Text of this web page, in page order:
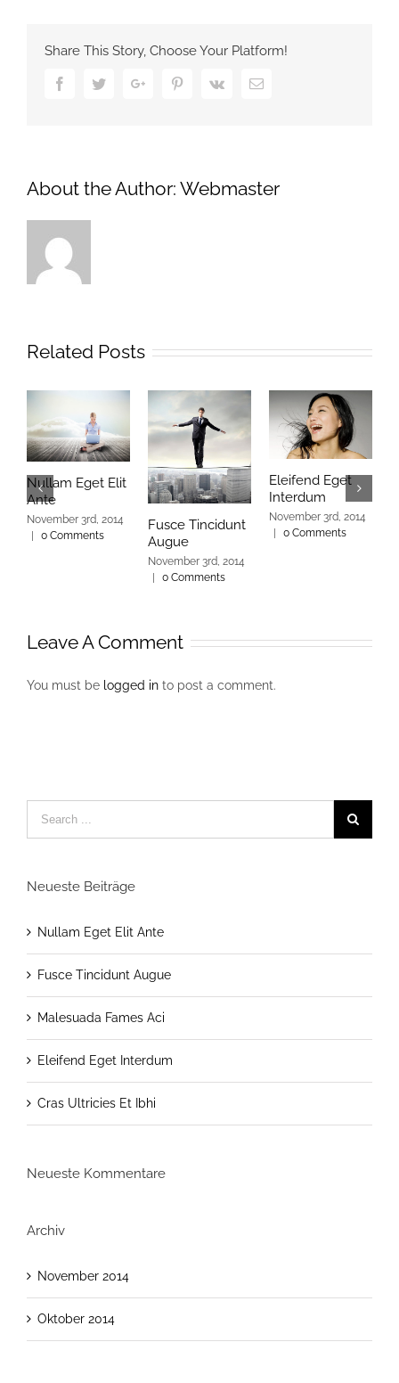
Share This Story, Choose Your Platform!
FacebookTwitterGoogle+ PinterestVk Email
About the Author: Webmaster
Related Posts
Nullam Eget Elit
Ante
November 3rd, 2014
|
0 Comments
Fusce Tincidunt
Augue
November 3rd, 2014
0 Comments
Eleifend Eget
Interdum
November 3rd, 2014
0 Comments
Leave A Comment
You must be logged in to post a comment.
Neueste Beiträge
Nullam Eget Elit Ante
Fusce Tincidunt Augue
Malesuada Fames Aci
Eleifend Eget Interdum
Cras Ultricies Et Ibhi
Neueste Kommentare
Archiv
November 2014
Oktober 2014